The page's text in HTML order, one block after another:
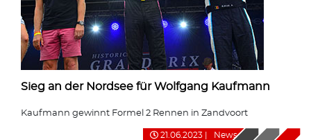
Sieg an der Nordsee für Wolfgang Kaufmann
Kaufmann gewinnt Formel 2 Rennen in Zandvoort
21.06.2023 News